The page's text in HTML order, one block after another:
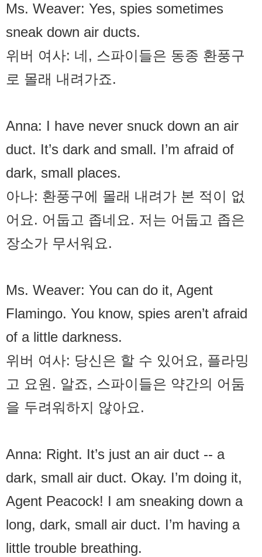
Ms. Weaver: Yes, spies sometimes
sneak down air ducts.
위버 여사: 네, 스파이들은 동종 환풍구
로 몰래 내려가죠.
Anna: I have never snuck down an air
duct. It’s dark and small. I’m afraid of
dark, small places.
아나: 환풍구에 몰래 내려가 본 적이 없
어요. 어둡고 좁네요. 저는 어둡고 좁은
장소가 무서워요.
Ms. Weaver: You can do it, Agent
Flamingo. You know, spies aren’t afraid
of a little darkness.
위버 여사: 당신은 할 수 있어요, 플라밍
고 요원. 알죠, 스파이들은 약간의 어둠
을 두려워하지 않아요.
Anna: Right. It’s just an air duct -- a
dark, small air duct. Okay. I’m doing it,
Agent Peacock! I am sneaking down a
long, dark, small air duct. I’m having a
little trouble breathing.